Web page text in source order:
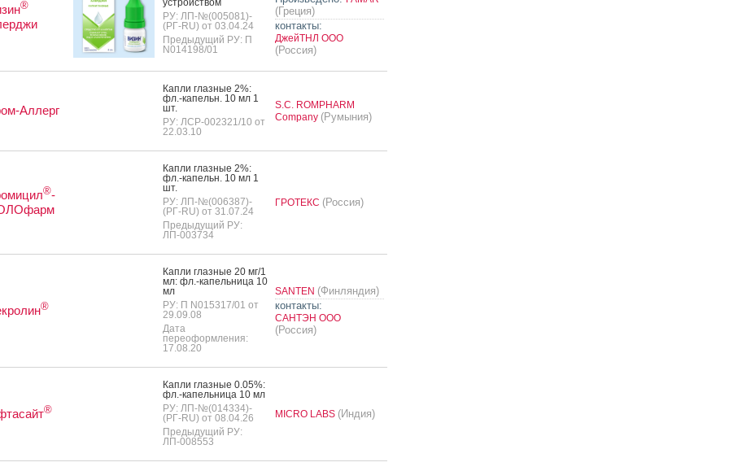
®
РУ: ЛП-№(005081)-
(РГ-RU) от 03.04.24
Предыдущий РУ: П
N014198/01
(Греция)
контакты:
ДжейТНЛ ООО
(Россия)
Аллерг
Кап­ли глаз­ные 2%:
фл.-ка­пельн. 10 мл 1
шт.
РУ: ЛСР-002321/10 от
22.03.10
S.C. ROMPHARM
Company (Румыния)
®-
Кап­ли глаз­ные 2%:
фл.-ка­пельн. 10 мл 1
шт.
РУ: ЛП-№(006387)-
(РГ-RU) от 31.07.24
Предыдущий РУ:
ЛП-003734
ГРОТЕКС (Россия)
®
Кап­ли глаз­ные 20 мг/1
мл: фл.-ка­пель­ни­ца 10
мл
РУ: П N015317/01 от
29.09.08
Дата
переоформления:
17.08.20
SANTEN (Финляндия)
контакты:
САНТЭН ООО
(Россия)
®
Кап­ли глаз­ные 0.05%:
фл.-ка­пель­ни­ца 10 мл
РУ: ЛП-№(014334)-
(РГ-RU) от 08.04.26
Предыдущий РУ:
ЛП-008553
MICRO LABS (Индия)